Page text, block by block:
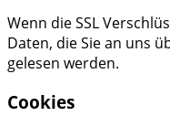
Wenn die SSL
Daten, die Sie an uns
ge­le­sen werden.
Cookies